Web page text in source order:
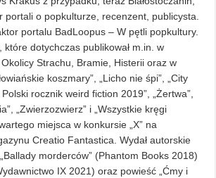
portali o popkulturze, recenzent, publicysta.
portalu BadLoopus – W pętli popkultury.
które dotychczas publikował m.in. w
Strachu, Bramie, Histerii oraz w
koszmary”, „Licho nie śpi”, „City
Polski rocznik weird fiction 2019”, „Żertwa”,
„Zwierzozwierz” i „Wszystkie kręgi
miejsca w konkursie „X” na
Creatio Fantastica. Wydał autorskie
morderców” (Phantom Books 2018)
IX 2021) oraz powieść „Ćmy i